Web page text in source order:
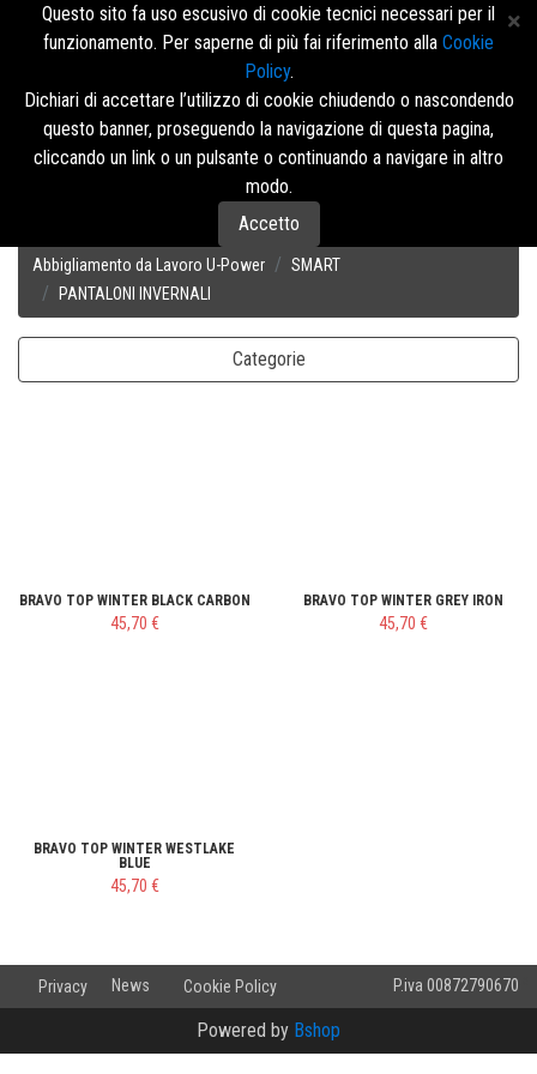
Menù
Abbigliamento da Lavoro U-Power
SMART
PANTALONI INVERNALI
Categorie
BRAVO TOP WINTER BLACK CARBON
45,70 €
BRAVO TOP WINTER GREY IRON
45,70 €
BRAVO TOP WINTER WESTLAKE
BLUE
45,70 €
v.2.0.10.8
Privacy News Cookie Policy P.iva 00872790670
Powered by Bshop
Questo sito fa uso escusivo di cookie tecnici necessari per il
funzionamento. Per saperne di più fai riferimento alla Cookie
Policy.
Dichiari di accettare l’utilizzo di cookie chiudendo o nascondendo
questo banner, proseguendo la navigazione di questa pagina,
cliccando un link o un pulsante o continuando a navigare in altro
modo.
Accetto